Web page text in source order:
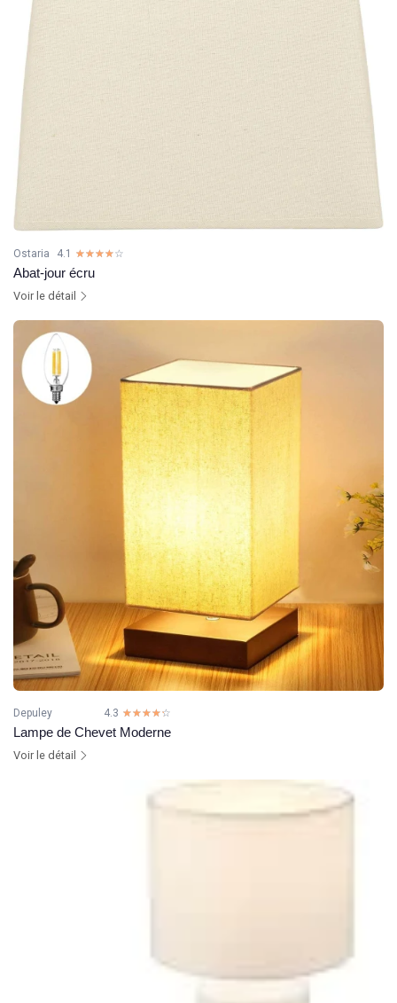
Ostaria 4.1 ☆☆☆☆☆
★★★★★
Abat-jour écru
Voir le détail
Depuley 4.3 ☆☆☆☆☆
★★★★★
Lampe de Chevet Moderne
Voir le détail